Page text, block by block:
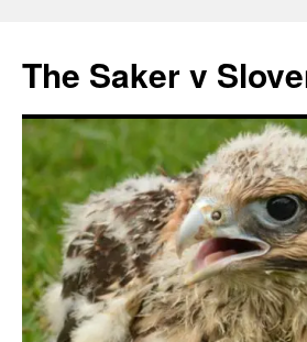
vsebino
The Saker v